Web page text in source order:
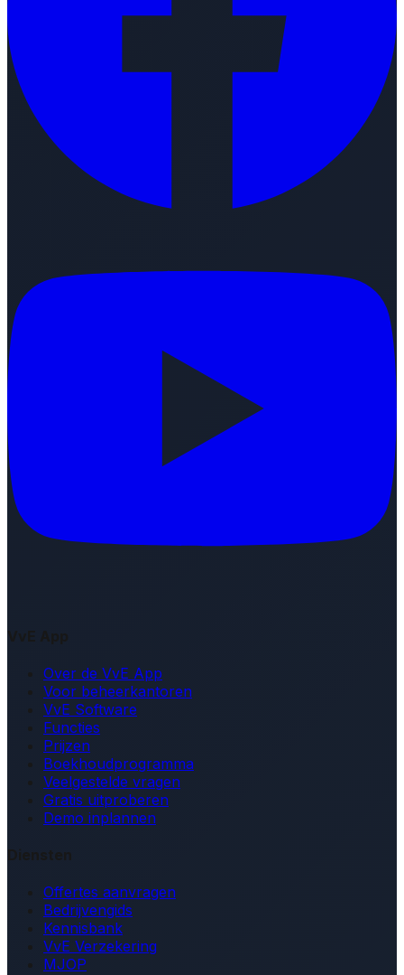
Over de VvE App
Voor beheerkantoren
VvE Software
Functies
Prijzen
Boekhoudprogramma
Veelgestelde vragen
Gratis uitproberen
Demo inplannen
Diensten
Offertes aanvragen
Bedrijvengids
Kennisbank
VvE Verzekering
MJOP